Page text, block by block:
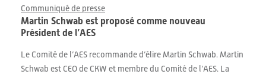
Communiqué de presse
Martin Schwab est proposé comme nouveau
Président de l’AES
Le Comité de l’AES recommande d’élire Martin Schwab. Martin
Schwab est CEO de CKW et membre du Comité de l’AES. La